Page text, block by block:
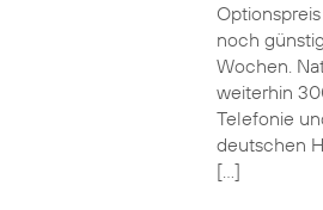
noch
Wochen.
weiterhin
Telefonie
deutschen
[…]